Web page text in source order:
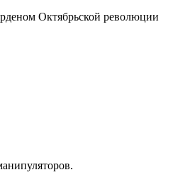
Октябрьской революции